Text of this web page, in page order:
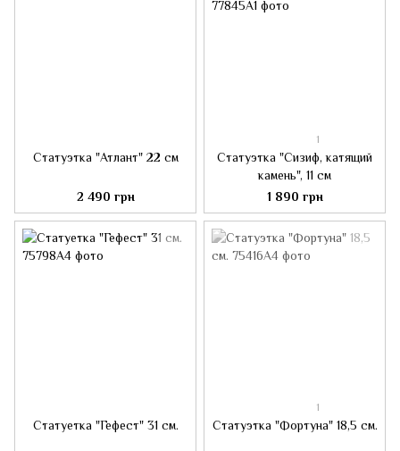
Статуэтка "Атлант" 22 см
2 490 грн
1
Статуэтка "Сизиф, катящий
камень", 11 см
1 890 грн
Статуетка "Гефест" 31 см.
1
Статуэтка "Фортуна" 18,5 см.